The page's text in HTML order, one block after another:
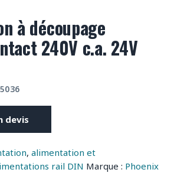
à découpage
240V c.a. 24V
devis
, alimentation et
rail DIN Marque : Phoenix